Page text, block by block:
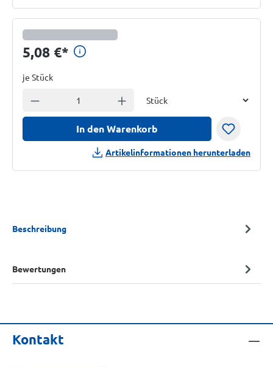
5,08 €* Preisinformationen anzeigen
je Stück
Anzahl verringern Anzahl erhöhen
In den Warenkorb
Artikelinformationen herunterladen
Beschreibung
Bewertungen
Kontakt